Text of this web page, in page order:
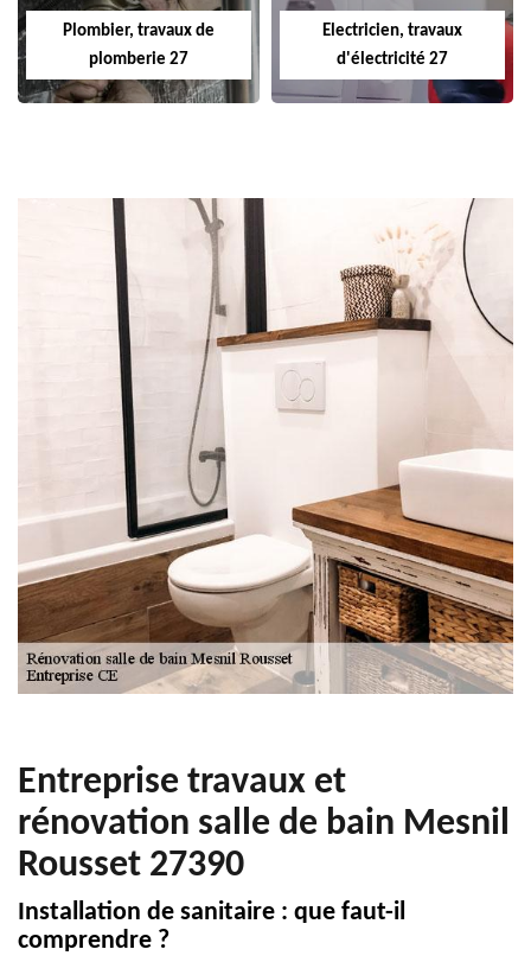
Plombier, travaux de
plomberie 27
Electricien, travaux
d'électricité 27
Entreprise travaux et
rénovation salle de bain Mesnil
Rousset 27390
Installation de sanitaire : que faut-il
comprendre ?